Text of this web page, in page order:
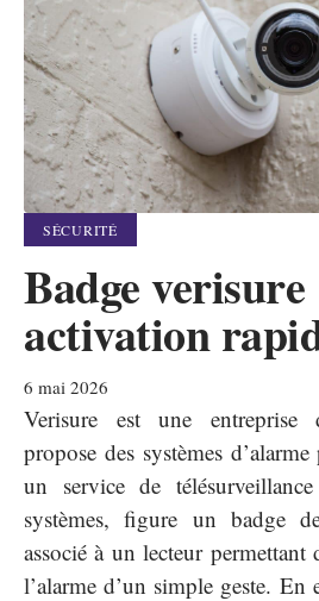
SÉCURITÉ
Badge verisure
activation
6 mai 2026
Verisure est une entreprise
propose des systèmes
un service de
systèmes, figure un badge
associé à un lecteur permettant
l’alarme d’un simple geste.